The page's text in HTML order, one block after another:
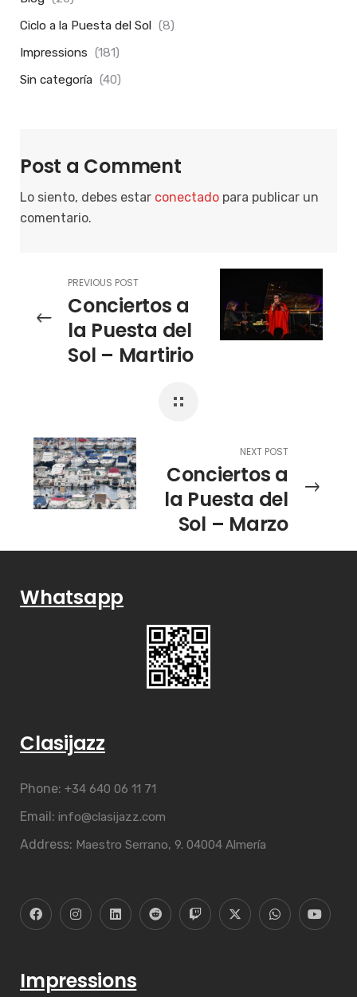
Ciclo a la Puesta del Sol (8)
Impressions (181)
Sin categoría (40)
Post a Comment
Lo siento, debes estar conectado para publicar un
comentario.
PREVIOUS POST
Conciertos a
la Puesta del
Sol – Martirio
Domínguez
NEXT POST
Conciertos a
la Puesta del
Sol – Marzo
Mezquida &
Whatsapp
Clasijazz
Phone: +34 640 06 11 71
Email: info@clasijazz.com
Address: Maestro Serrano, 9. 04004 Almería
Impressions